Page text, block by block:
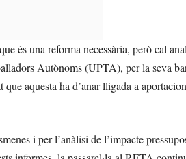
és una reforma necessària, però cal
Autònoms (UPTA), per la seva
aquesta ha d’anar lligada a
i per l’anàlisi de l’impacte